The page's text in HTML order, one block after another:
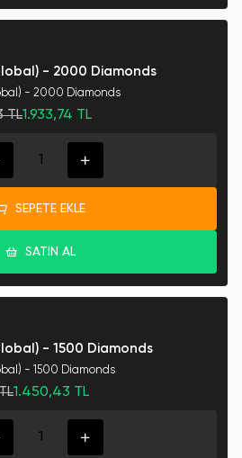
- 2000 Diamonds
- 2000 Diamonds
TL1.933,74 TL
SEPETE EKLE
SATIN AL
- 1500 Diamonds
- 1500 Diamonds
1.450,43 TL